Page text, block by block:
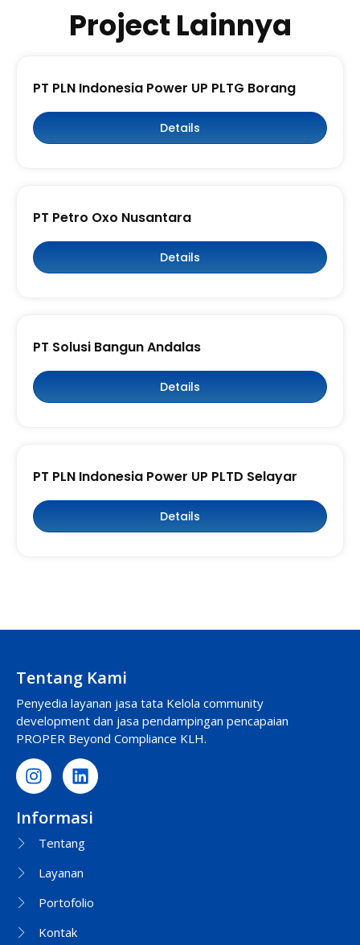
Project Lainnya
PT PLN Indonesia Power UP PLTG Borang
Details
PT Petro Oxo Nusantara
Details
PT Solusi Bangun Andalas
Details
PT PLN Indonesia Power UP PLTD Selayar
Details
Tentang Kami
Penyedia layanan jasa tata Kelola community
development dan jasa pendampingan pencapaian
PROPER Beyond Compliance KLH.
Informasi
Tentang
Layanan
Portofolio
Kontak